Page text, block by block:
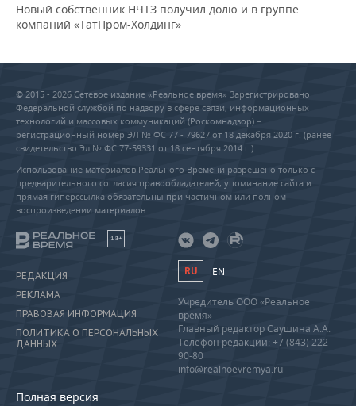
Новый собственник НЧТЗ получил долю и в группе
компаний «ТатПром-Холдинг»
© 2015 - 2026 Сетевое издание «Реальное время» Зарегистрировано
Федеральной службой по надзору в сфере связи, информационных
технологий и массовых коммуникаций (Роскомнадзор) –
регистрационный номер ЭЛ № ФС 77 - 79627 от 18 декабря 2020 г. (ранее
свидетельство Эл № ФС 77-59331 от 18 сентября 2014 г.)
Использование материалов Реального Времени разрешено только с
предварительного согласия правообладателей, упоминание сайта и
прямая гиперссылка обязательны при частичном или полном
воспроизведении материалов.
18+
РЕДАКЦИЯ
РЕКЛАМА
ПРАВОВАЯ ИНФОРМАЦИЯ
ПОЛИТИКА О ПЕРСОНАЛЬНЫХ
ДАННЫХ
Полная версия
RU EN
Учредитель ООО «Реальное
время»
Главный редактор Саушина А.А.
Телефон редакции: +7 (843) 222-
90-80
info@realnoevremya.ru